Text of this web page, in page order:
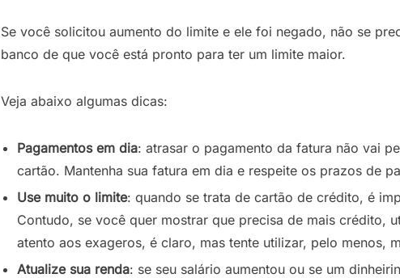
Se você solicitou aumento do limite e ele foi negado, não se
banco de que você está pronto para ter um limite maior.
Veja abaixo algumas dicas:
Pagamentos em dia: atrasar o pagamento da fatura não vai
cartão. Mantenha sua fatura em dia e respeite os prazos de
Use muito o limite: quando se trata de cartão de crédito, é
Contudo, se você quer mostrar que precisa de mais crédito,
atento aos exageros, é claro, mas tente utilizar, pelo menos,
Atualize sua renda: se seu salário aumentou ou se um